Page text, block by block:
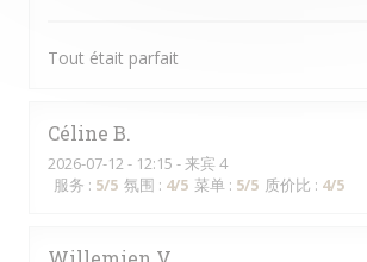
Tout était parfait
Céline B
2026-07-12 - 12:15 - 来宾 4
服务 : 5/5 氛围 : 4/5 菜单 : 5/5 质价比 : 4/5